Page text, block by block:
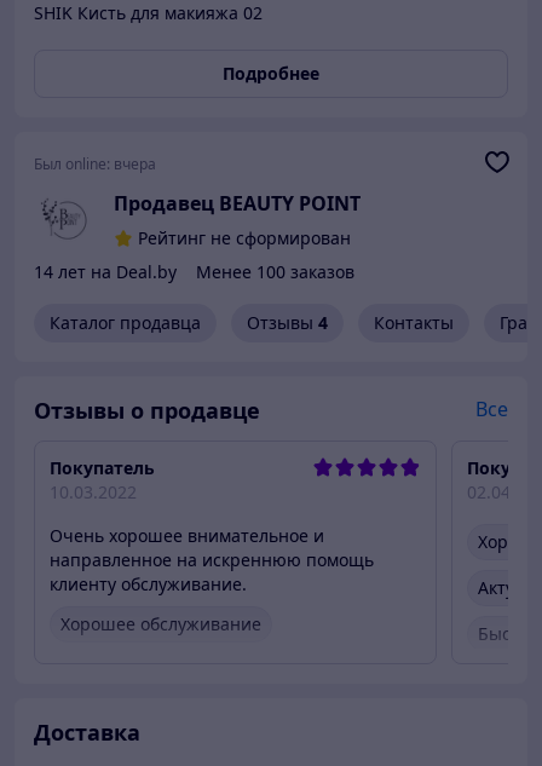
SHIK Кисть для макияжа 02
Подробнее
Был online: вчера
Продавец BEAUTY POINT
Рейтинг не сформирован
14 лет на Deal.by
Менее 100 заказов
Каталог продавца Отзывы 4 Контакты
Отзывы о продавце Все
Покупатель
10.03.2022
Очень хорошее внимательное и
направленное на искреннюю помощь
клиенту обслуживание.
Хорошее обслуживание
Доставка